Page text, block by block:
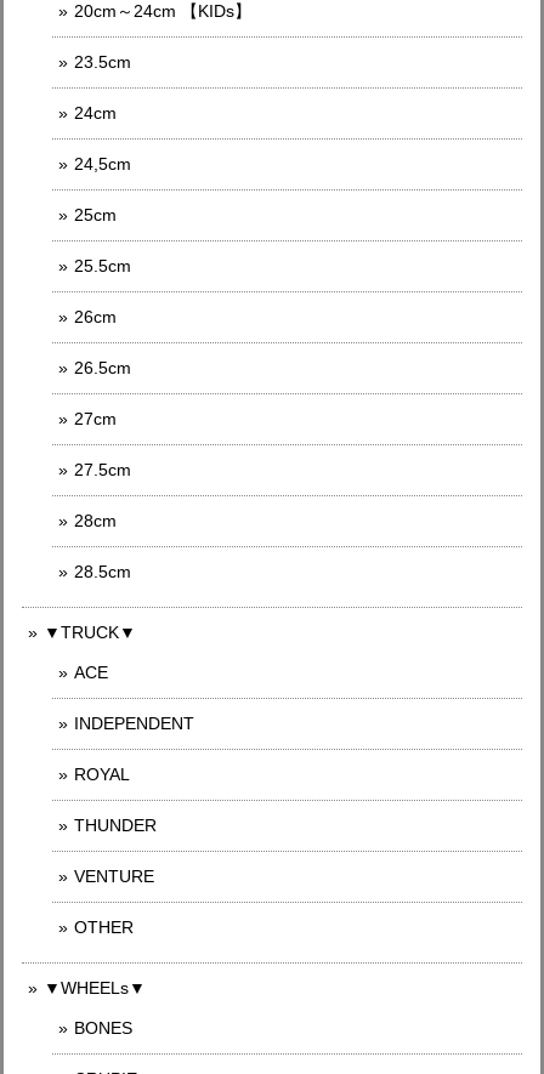
20cm～24cm 【KIDs】
23.5cm
24cm
24,5cm
25cm
25.5cm
26cm
26.5cm
27cm
27.5cm
28cm
28.5cm
▼TRUCK▼
ACE
INDEPENDENT
ROYAL
THUNDER
VENTURE
OTHER
▼WHEELs▼
BONES